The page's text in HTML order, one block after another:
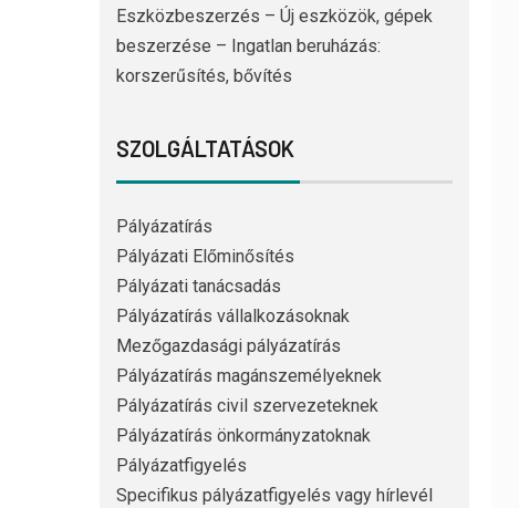
Eszközbeszerzés – Új eszközök, gépek
beszerzése – Ingatlan beruházás:
korszerűsítés, bővítés
SZOLGÁLTATÁSOK
Pályázatírás
Pályázati Előminősítés
Pályázati tanácsadás
Pályázatírás vállalkozásoknak
Mezőgazdasági pályázatírás
Pályázatírás magánszemélyeknek
Pályázatírás civil szervezeteknek
Pályázatírás önkormányzatoknak
Pályázatfigyelés
Specifikus pályázatfigyelés vagy hírlevél